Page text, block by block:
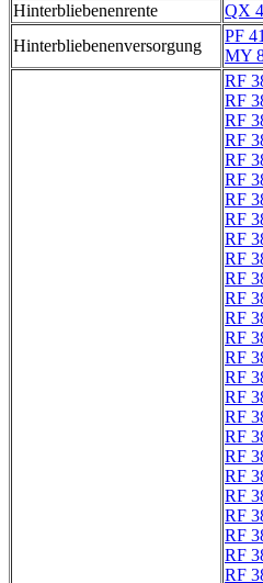
Hinterbliebenenrente
QX
Hinterbliebenenversorgung
PF
MY
RF
RF
RF
RF
RF
RF
RF
RF
RF
RF
RF
RF
RF
RF
RF
RF
RF
RF
RF
RF
RF
RF
RF
RF
RF
RF